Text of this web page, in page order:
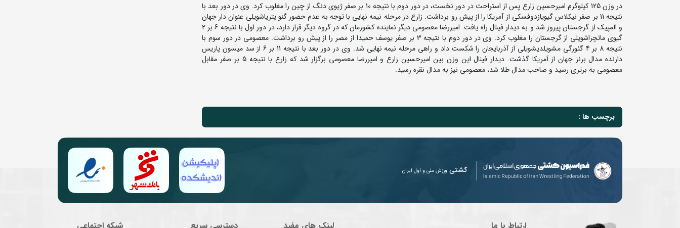
در وزن 125 کیلوگرم امیرحسین زارع پس از استراحت در دور نخست، در دور دوم با نتیجه 10 بر صفر ژیوی دنگ از چین را مغلوب کرد. وی در دور بعد با
نتیجه 11 بر صفر نیکلاس گیویازدوفسکی از آمریکا را از پیش رو برداشت. زارع در مرحله نیمه نهایی با توجه به عدم حضور گنو پتریاشویلی عنوان دار جهان
و المپیک از گرجستان پیروز شد و به دیدار فینال راه یافت. امیررضا معصومی دیگر نماینده کشورمان که در گروه دیگر قرار دارد، در دور اول با نتیجه 6 بر 2
گیوی ماتچراشویلی از گرجستان را مغلوب کرد. وی در دور دوم با نتیجه 3 بر صفر یوسف حمیدا از مصر را از پیش رو برداشت. معصومی در دور سوم با
نتیجه 8 بر 4 گئورگی مشویلدیشویلی از آذربایجان را شکست داد و راهی مرحله نیمه نهایی شد. وی در دور بعد با نتیجه 11 بر 6 از سد میسون پاریس
دارنده مدال برنز جهان از آمریکا گذشت. دیدار فینال این وزن بین امیرحسین زارع و امیررضا معصومی برگزار شد که زارع با نتیجه 5 بر صفر مقابل
معصومی به برتری رسید و صاحب مدال طلا شد، معصومی نیز به مدال نقره رسید.
برچسب ها :
کشتی ورزش ملی و اول ایران